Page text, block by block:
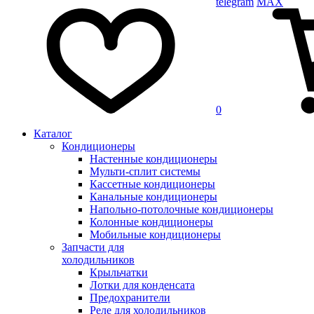
0
Каталог
Кондиционеры
Настенные кондиционеры
Мульти-сплит системы
Кассетные кондиционеры
Канальные кондиционеры
Напольно-потолочные кондиционеры
Колонные кондиционеры
Мобильные кондиционеры
Запчасти для
холодильников
Крыльчатки
Лотки для конденсата
Предохранители
Реле для холодильников